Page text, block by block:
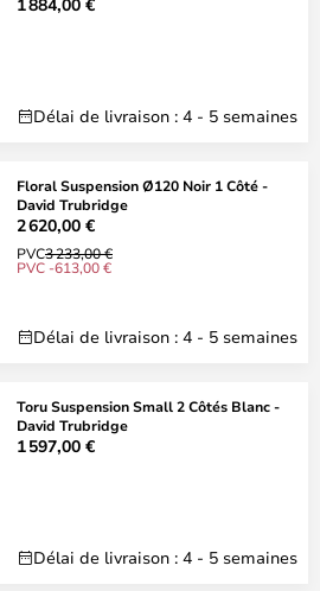
Délai de livraison : 4 - 5 semaines
Floral Suspension Ø120 Noir 1 Côté -
David Trubridge
2 620,00 €
PVC3 233,00 €
PVC -613,00 €
Délai de livraison : 4 - 5 semaines
Toru Suspension Small 2 Côtés Blanc -
David Trubridge
1 597,00 €
Délai de livraison : 4 - 5 semaines